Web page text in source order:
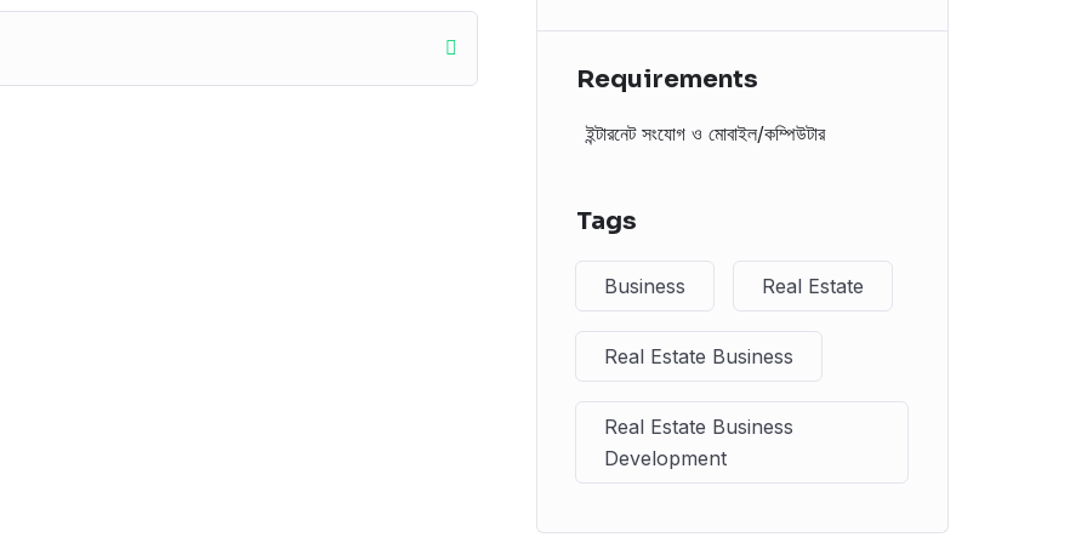
Requirements
ইন্টারনেট সংযোগ ও মোবাইল/কম্পিউটার
Tags
Business Real Estate
Real Estate Business
Real Estate Business
Development